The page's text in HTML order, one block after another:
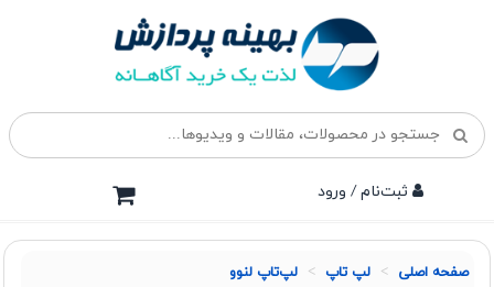
ثبت‌نام / ورود
صفحه اصلی لپ تاپ لپ‌تاپ لنوو